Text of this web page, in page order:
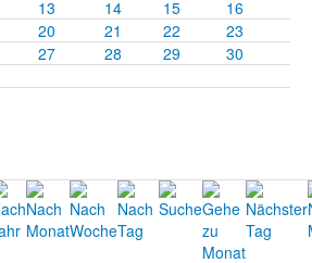
13 14 15
16
20 21 22
23
27 28 29
30